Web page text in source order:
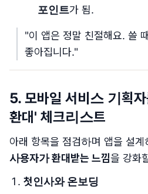
포인트가 됨.
"이 앱은 정말 친절해요. 쓸
좋아집니다."
5. 모바일 서비스 기획
환대' 체크리스트
아래 항목을 점검하며 앱을 설계
사용자가 환대받는 느낌을 강화
첫인사와 온보딩